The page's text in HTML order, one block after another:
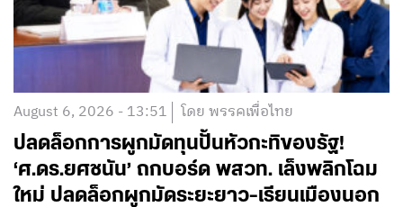
August 6, 2026 - 13:51 โดย พรรคเพื่อไทย
ปลดล็อกการผูกมัดทุนปั้นหัวกะทิของรัฐ!
‘ศ.ดร.ยศชนัน’ ถกบอร์ด พสวท. เล็งพลิกโฉม
ใหม่ ปลดล็อกผูกมัดระยะยาว-เรียนเมืองนอก